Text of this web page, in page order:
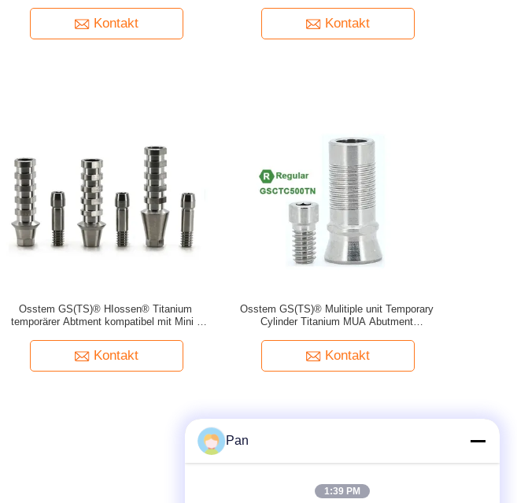
Kontakt Kontakt
Osstem GS(TS)® HIossen® Titanium
temporärer Abtment kompatibel mit Mini /
Kontakt
Osstem GS(TS)® Mulitiple unit Temporary
Cylinder Titanium MUA Abutment
Kontakt
Pan
1:39 PM